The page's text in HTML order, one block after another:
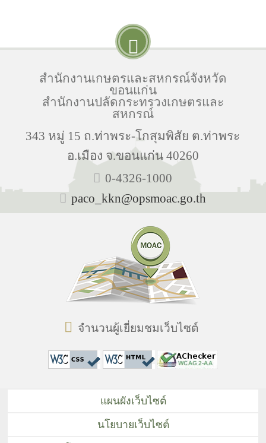
สำนักงานเกษตรและสหกรณ์จังหวัด
ขอนแก่น
สำนักงานปลัดกระทรวงเกษตรและ
สหกรณ์
343 หมู่ 15 ถ.ท่าพระ-โกสุมพิสัย ต.ท่าพระ
อ.เมือง จ.ขอนแก่น 40260
0-4326-1000
paco_kkn@opsmoac.go.th
จำนวนผู้เยี่ยมชมเว็บไซต์
แผนผังเว็บไซต์
นโยบายเว็บไซต์